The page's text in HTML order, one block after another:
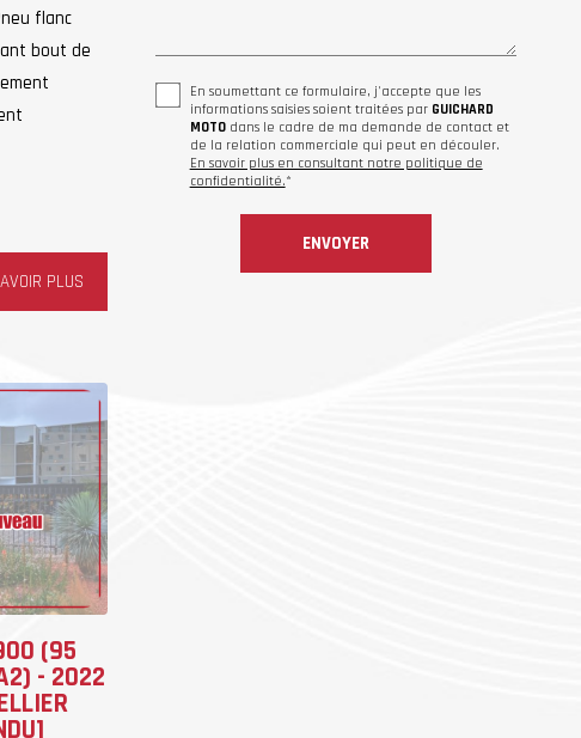
flanc
bout de
PLUS
(95
- 2022
En soumettant ce formulaire, j'accepte que les
informations saisies soient traitées par GUICHARD
MOTOdans le cadre de ma demande de contact et
de la relation commerciale qui peut en découler.
En savoir plus en consultant notre politique de
confidentialité.*